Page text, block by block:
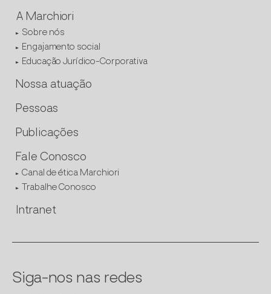
A Marchiori
Sobre nós
Engajamento social
Educação Jurídico-Corporativa
Nossa atuação
Pessoas
Publicações
Fale Conosco
Canal de ética Marchiori
Trabalhe Conosco
Intranet
Siga-nos nas redes